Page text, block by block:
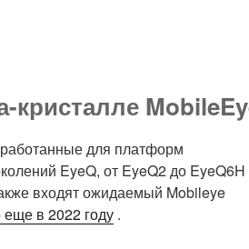
кристалле
для платформ
EyeQ, от EyeQ2 до EyeQ6H
входят ожидаемый Mobileye
в 2022 году .